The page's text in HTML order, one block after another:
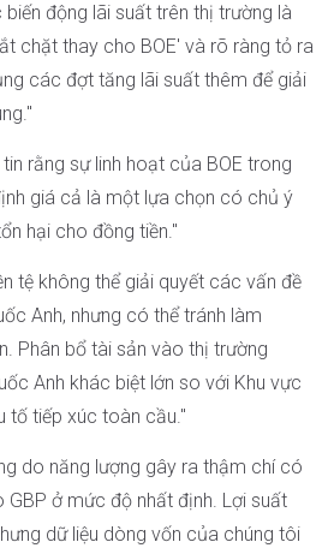
động lãi suất trên thị trường là
chặt thay cho BOE' và rõ ràng tỏ ra
các đợt tăng lãi suất thêm để giải
rằng sự linh hoạt của BOE trong
giá cả là một lựa chọn có chủ ý
hại cho đồng tiền."
tệ không thể giải quyết các vấn đề
Anh, nhưng có thể tránh làm
Phân bổ tài sản vào thị trường
Anh khác biệt lớn so với Khu vực
tố tiếp xúc toàn cầu."
do năng lượng gây ra thậm chí có
GBP ở mức độ nhất định. Lợi suất
dữ liệu dòng vốn của chúng tôi